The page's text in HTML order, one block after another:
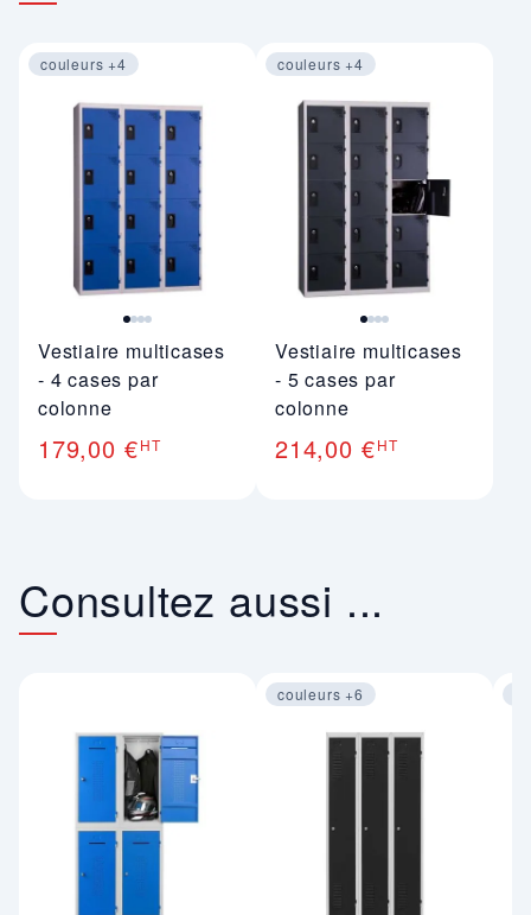
couleurs +4
Image 1 sur 4
Vestiaire multicases
- 4 cases par
colonne
179,00 €HT
couleurs +4
Image 1 sur 4
Vestiaire multicases
- 5 cases par
colonne
214,00 €HT
Consultez aussi ...
couleurs +6
Image 1 sur 4